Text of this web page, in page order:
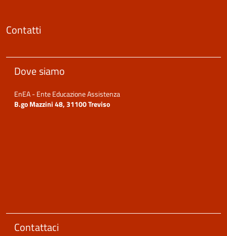
Contatti
Dove siamo
EnEA - Ente Educazione Assistenza
B.go Mazzini 48, 31100 Treviso
Contattaci